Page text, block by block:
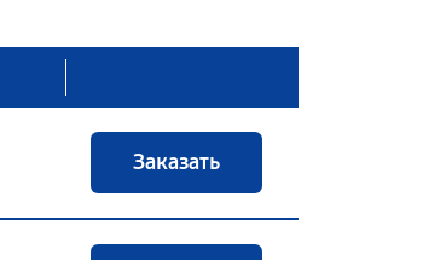
Заказать